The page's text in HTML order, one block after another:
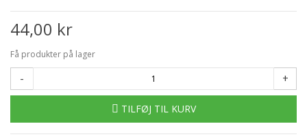
44,00 kr
Få produkter på lager
- +
TILFØJ TIL KURV